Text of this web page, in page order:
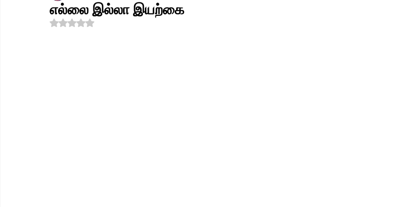
எல்லை இல்லா இயற்கை
Rated NaN out of 5 stars.